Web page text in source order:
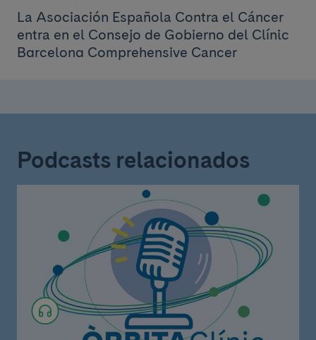
La Asociación Española Contra el Cáncer
entra en el Consejo de Gobierno del Clínic
Barcelona Comprehensive Cancer
Podcasts relacionados